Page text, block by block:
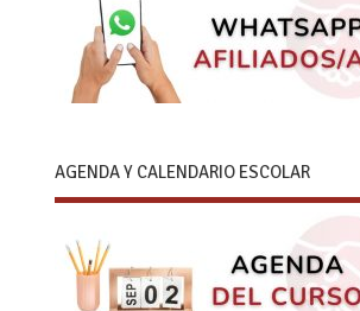
AGENDA Y CALENDARIO ESCOLAR